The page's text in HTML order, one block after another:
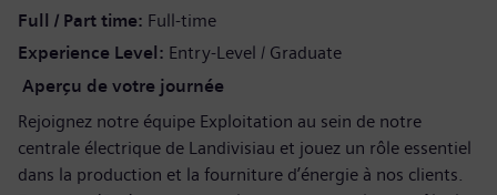
Full / Part time Full-time
Experience Level Entry-Level / Graduate
Aperçu de votre journée
Rejoignez notre équipe Exploitation au sein de notre
centrale électrique de Landivisiau et jouez un rôle essentiel
dans la production et la fourniture d’énergie à nos clients.